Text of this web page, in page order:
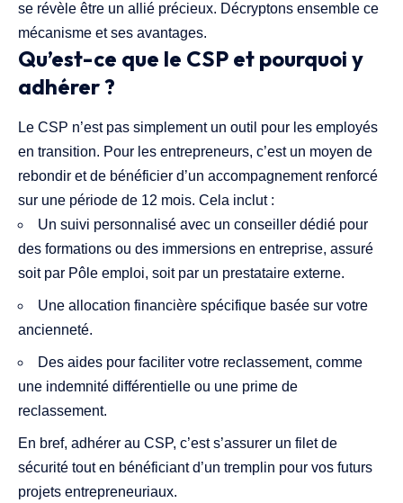
se révèle être un allié précieux. Décryptons ensemble ce
mécanisme et ses avantages.
Qu’est-ce que le CSP et pourquoi y
adhérer ?
Le CSP n’est pas simplement un outil pour les employés
en transition. Pour les entrepreneurs, c’est un moyen de
rebondir et de bénéficier d’un accompagnement renforcé
sur une période de 12 mois. Cela inclut :
Un suivi personnalisé avec un conseiller dédié pour
des formations ou des immersions en entreprise, assuré
soit par Pôle emploi, soit par un prestataire externe.
Une allocation financière spécifique basée sur votre
ancienneté.
Des aides pour faciliter votre reclassement, comme
une indemnité différentielle ou une prime de
reclassement.
En bref, adhérer au CSP, c’est s’assurer un filet de
sécurité tout en bénéficiant d’un tremplin pour vos futurs
projets entrepreneuriaux.